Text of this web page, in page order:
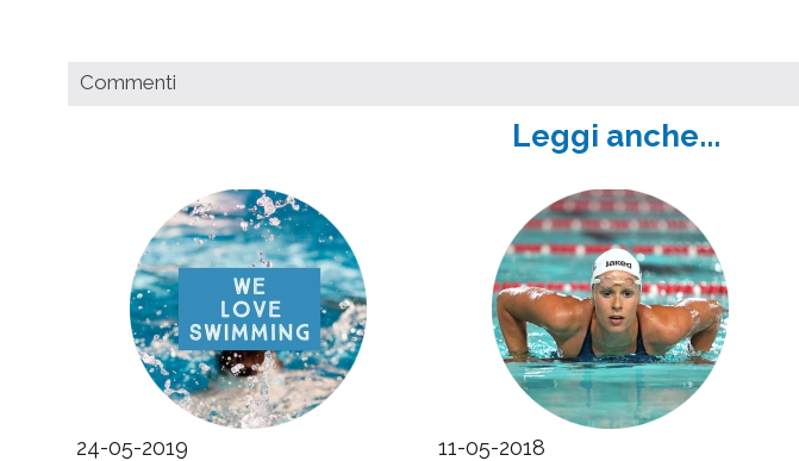
Commenti
Leggi anche...
24-05-2019
11-05-2018